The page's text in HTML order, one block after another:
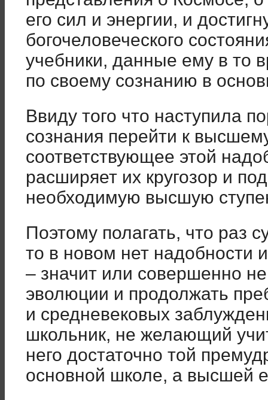
его сил и энергии, и
богочеловеческого
учебники, данные ему в то
по своему сознанию в
Ввиду того что наступила
сознания перейти к
соответствующее этой
расширяет их кругозор и
необходимую высшую
Поэтому полагать, что раз
то в новом нет надобности
– значит или совершенно
эволюции и продолжать
и средневековых
школьник, не желающий
него достаточно той
основной школе, а высшей